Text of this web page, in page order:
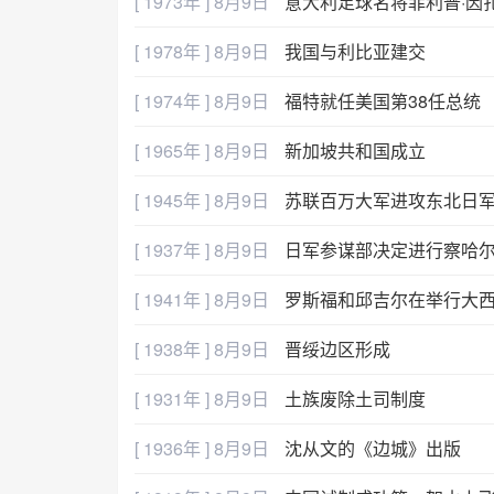
[ 1978年 ] 8月9日
我国与利比亚建交
[ 1974年 ] 8月9日
福特就任美国第38任总统
[ 1965年 ] 8月9日
新加坡共和国成立
[ 1945年 ] 8月9日
苏联百万大军进攻东北日军
[ 1937年 ] 8月9日
日军参谋部决定进行察哈
[ 1941年 ] 8月9日
罗斯福和邱吉尔在举行大
[ 1938年 ] 8月9日
晋绥边区形成
[ 1931年 ] 8月9日
土族废除土司制度
[ 1936年 ] 8月9日
沈从文的《边城》出版